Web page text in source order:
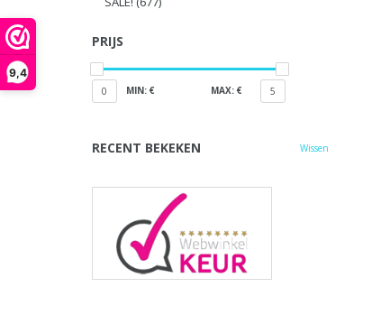
9,4
PRIJS
0 MIN: € MAX: € 5
RECENT BEKEKEN Wissen